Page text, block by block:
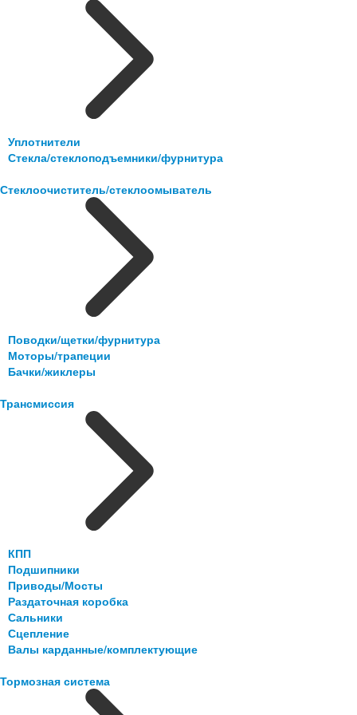
Уплотнители
Стекла/стеклоподъемники/фурнитура
Стеклоочиститель/стеклоомыватель
Поводки/щетки/фурнитура
Моторы/трапеции
Бачки/жиклеры
Трансмиссия
КПП
Подшипники
Приводы/Мосты
Раздаточная коробка
Сальники
Сцепление
Валы карданные/комплектующие
Тормозная система